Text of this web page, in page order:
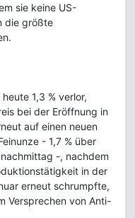
sie keine US-
die größte
1,3 % verlor,
bei der Eröffnung in
auf einen neuen
- 1,7 % über
-, nachdem
in der
erneut schrumpfte,
Versprechen von Anti-